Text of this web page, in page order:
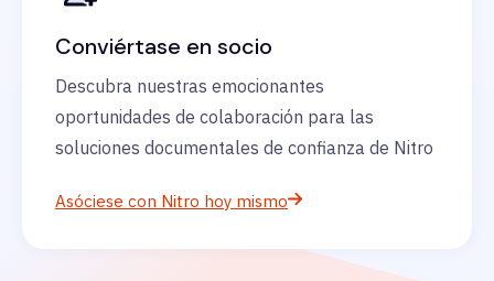
Conviértase en socio
Descubra nuestras emocionantes
oportunidades de colaboración para las
soluciones documentales de confianza de Nitro
Asóciese con Nitro hoy mismo